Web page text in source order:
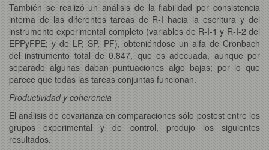
También se realizó un análisis de la fiabilidad por consistencia
interna de las diferentes tareas de R-I hacia la escritura y del
instrumento experimental completo (variables de R-I-1 y R-I-2 del
EPPyFPE; y de LP, SP, PF), obteniéndose un alfa de Cronbach
del instrumento total de 0.847, que es adecuada, aunque por
separado algunas daban puntuaciones algo bajas; por lo que
parece que todas las tareas conjuntas funcionan.
Productividad y coherencia
El análisis de covarianza en comparaciones sólo postest entre los
grupos experimental y de control, produjo los siguientes
resultados.